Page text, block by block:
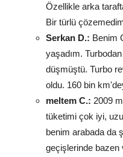
Özellikle arka
Bir türlü
Serkan D.: Benim
yaşadım.
düşmüştü. Turbo
oldu. 160 bin
meltem C.: 2009
tüketimi çok iyi,
benim arabada da
geçişlerinde bazen